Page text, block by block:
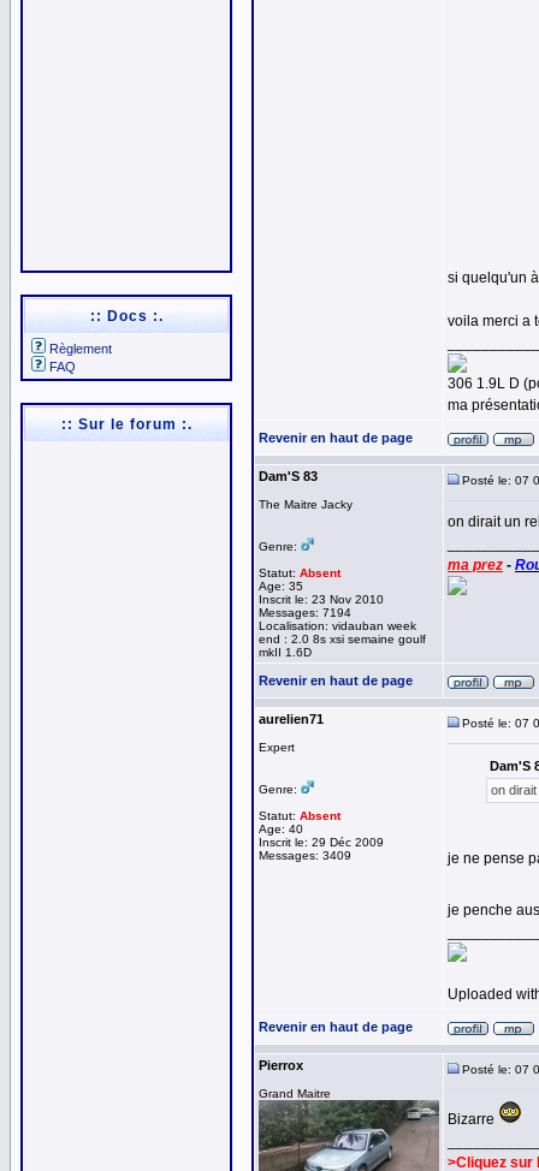
:: Docs :.
Règlement
FAQ
:: Sur le forum :.
si quelqu'un
voila merci a
306 1.9L D
ma
Revenir en haut de page
Dam'S 83
The Maitre Jacky
Genre:
Statut: Absent
Age: 35
Inscrit le: 23 Nov 2010
Messages: 7194
Localisation: vidauban week
end : 2.0 8s xsi semaine goulf
mkII 1.6D
Posté le: 07
on dirait un
ma prez -
Revenir en haut de page
aurelien71
Expert
Genre:
Statut: Absent
Age: 40
Inscrit le: 29 Déc 2009
Messages: 3409
Posté le: 07
Dam'S
on
je ne pense
je penche
Uploaded
Revenir en haut de page
Pierrox
Grand Maitre
Posté le: 07
Bizarre
>Cliquez sur